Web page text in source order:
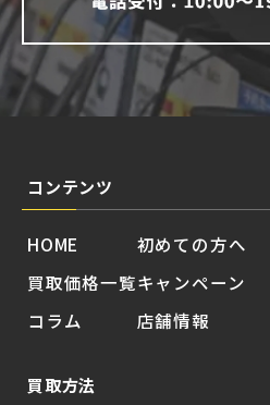
コンテンツ
HOME
買取価格一覧
コラム
初めての方へ
キャンペーン
店舗情報
買取方法